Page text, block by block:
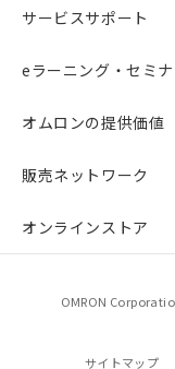
サービスサポート
eラーニング・セミナ
オムロンの提供価値
販売ネットワーク
オンラインストア
OMRON
サイトマップ